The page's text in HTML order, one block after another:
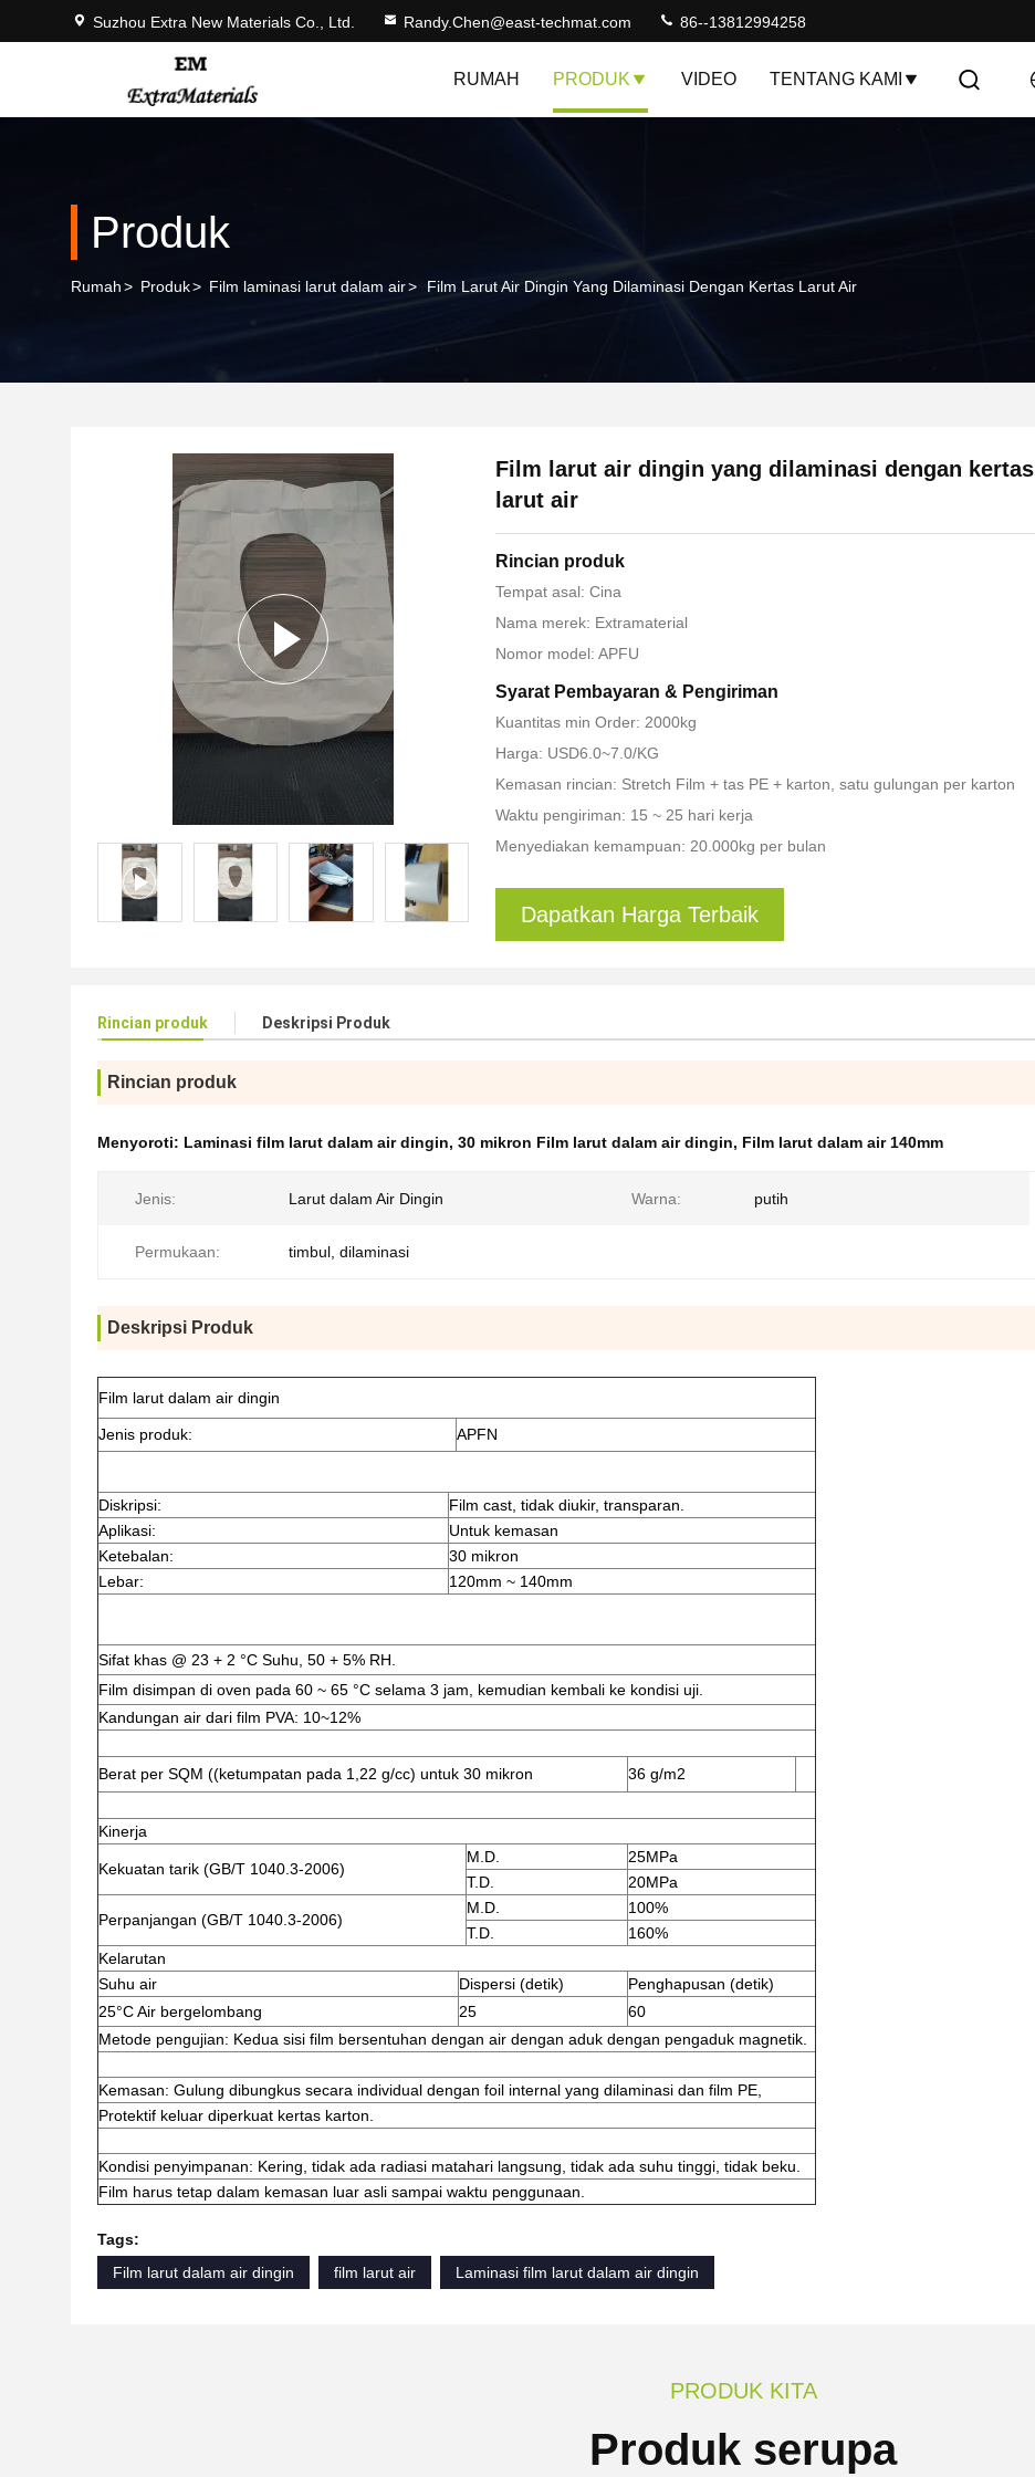
Suzhou Extra New Materials Co., Ltd. Randy.Chen@east-techmat.com 86--13812994258
RUMAH PRODUK VIDEO TENTANG KAMI
Produk
Rumah> Produk> Film laminasi larut dalam air> Film Larut Air Dingin Yang Dilaminasi Dengan Kertas Larut Air
Film larut air dingin yang dilaminasi dengan kertas
larut air
Rincian produk
Tempat asal: Cina
Nama merek: Extramaterial
Nomor model: APFU
Syarat Pembayaran & Pengiriman
Kuantitas min Order: 2000kg
Harga: USD6.0~7.0/KG
Kemasan rincian: Stretch Film + tas PE + karton, satu gulungan per karton
Waktu pengiriman: 15 ~ 25 hari kerja
Menyediakan kemampuan: 20.000kg per bulan
Dapatkan Harga Terbaik
Rincian produk Deskripsi Produk
Rincian produk
Menyoroti: Laminasi film larut dalam air dingin, 30 mikron Film larut dalam air dingin, Film larut dalam air 140mm
Jenis: Larut dalam Air Dingin Warna: putih
Permukaan: timbul, dilaminasi
Deskripsi Produk
Film larut dalam air dingin
Jenis produk: APFN
Diskripsi:
Film cast, tidak diukir, transparan.
Aplikasi:
Untuk kemasan
Ketebalan:
30 mikron
Lebar:
120mm ~ 140mm
Sifat khas @ 23 + 2 °C Suhu, 50 + 5% RH.
Film disimpan di oven pada 60 ~ 65 °C selama 3 jam, kemudian kembali ke kondisi uji.
Kandungan air dari film PVA: 10~12%
Berat per SQM ((ketumpatan pada 1,22 g/cc) untuk 30 mikron 36 g/m2
Kinerja
Kekuatan tarik (GB/T 1040.3-2006)
M.D.
25MPa
T.D.
20MPa
Perpanjangan (GB/T 1040.3-2006)
M.D.
100%
T.D.
160%
Kelarutan
Suhu air
Dispersi (detik)
Penghapusan (detik)
25°C Air bergelombang
25
60
Metode pengujian: Kedua sisi film bersentuhan dengan air dengan aduk dengan pengaduk magnetik.
Kemasan: Gulung dibungkus secara individual dengan foil internal yang dilaminasi dan film PE,
Protektif keluar diperkuat kertas karton.
Kondisi penyimpanan: Kering, tidak ada radiasi matahari langsung, tidak ada suhu tinggi, tidak beku.
Film harus tetap dalam kemasan luar asli sampai waktu penggunaan.
Tags:
Film larut dalam air dingin
film larut air Laminasi film larut dalam air dingin
PRODUK KITA
Produk serupa